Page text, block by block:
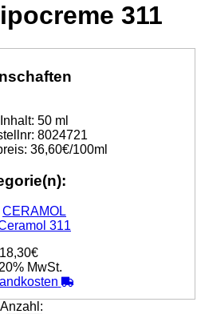
311
Inhalt: 50 ml
8024721
36,60€/100ml
CERAMOL
311
18,30€
MwSt.
Anzahl: